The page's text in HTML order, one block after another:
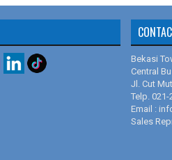
Tentang
Pompa
Purolite
Tulsion T-
Resinex K-
Tulsion
Tulsion
Bekasi
Central
Jl. Cut
Telp. 021-
Email :
Sales